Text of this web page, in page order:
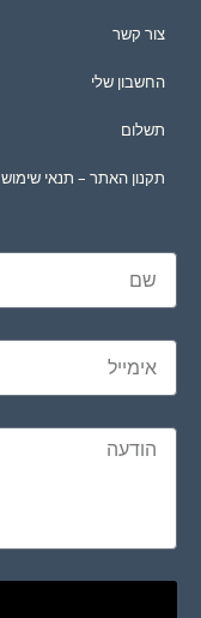
צור קשר
החשבון שלי
תשלום
תקנון האתר – תנאי שימוש